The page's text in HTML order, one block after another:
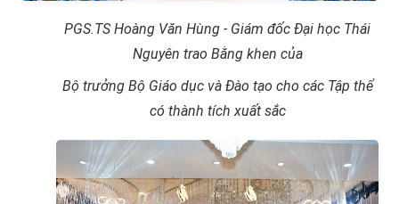
PGS.TS Hoàng Văn Hùng - Giám đốc Đại học Thái
Nguyên trao Bằng khen của
Bộ trưởng Bộ Giáo dục và Đào tạo cho các Tập thể
có thành tích xuất sắc